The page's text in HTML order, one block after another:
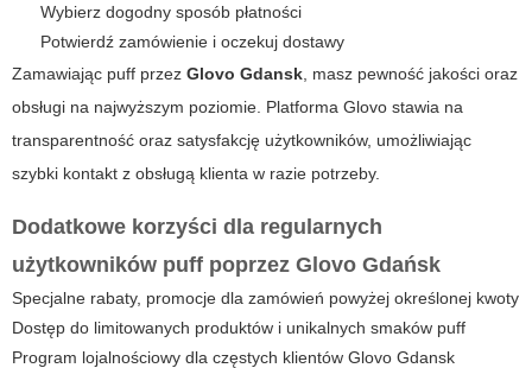
Wybierz dogodny sposób płatności
Potwierdź zamówienie i oczekuj dostawy
Zamawiając puff przez Glovo Gdansk , masz pewność jakości oraz
obsługi na najwyższym poziomie. Platforma Glovo stawia na
transparentność oraz satysfakcję użytkowników, umożliwiając
szybki kontakt z obsługą klienta w razie potrzeby.
Dodatkowe korzyści dla regularnych
użytkowników puff poprzez Glovo Gdańsk
Specjalne rabaty, promocje dla zamówień powyżej określonej kwoty
Dostęp do limitowanych produktów i unikalnych smaków puff
Program lojalnościowy dla częstych klientów Glovo Gdansk